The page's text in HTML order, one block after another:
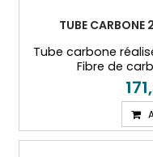
TUBE
Tube carbone
Fibre de